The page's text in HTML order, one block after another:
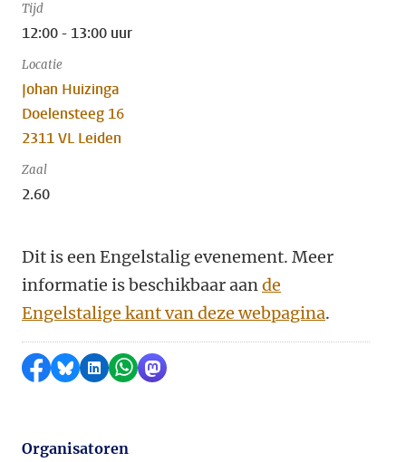
Tijd
12:00 - 13:00 uur
Locatie
Johan Huizinga
Doelensteeg 16
2311 VL Leiden
Zaal
2.60
Dit is een Engelstalig evenement. Meer
informatie is beschikbaar aande
Engelstalige kant van deze webpagina.
Delen op Facebook
Delen via Bluesky
Delen op LinkedIn
Delen via WhatsApp
Delen via Mastodon
Organisatoren